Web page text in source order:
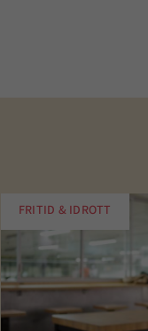
FRITID & IDROTT